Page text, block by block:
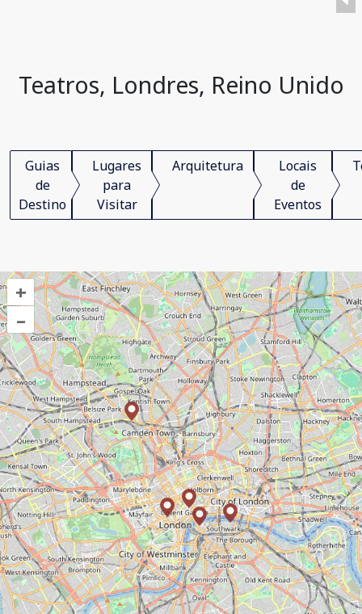
Teatros, Londres, Reino Unido
Guias
de
Destino
Lugares
para
Visitar
Arquitetura
Locais
de
Eventos
+
–